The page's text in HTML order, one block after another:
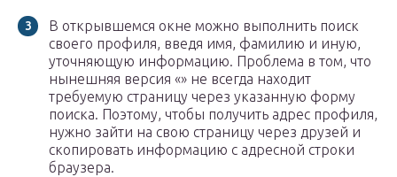
В открывшемся окне можно выполнить поиск
своего профиля, введя имя, фамилию и иную,
уточняющую информацию. Проблема в том, что
нынешняя версия «» не всегда находит
требуемую страницу через указанную форму
поиска. Поэтому, чтобы получить адрес профиля,
нужно зайти на свою страницу через друзей и
скопировать информацию с адресной строки
браузера.